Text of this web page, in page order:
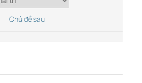
Chủ đề sau